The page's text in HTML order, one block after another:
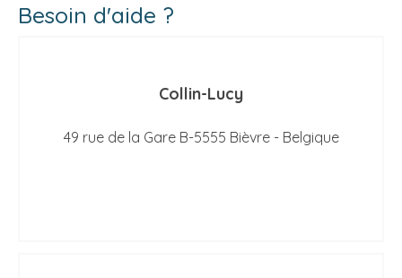
Besoin d'aide ?
Collin-Lucy
49 rue de la Gare B-5555 Bièvre - Belgique